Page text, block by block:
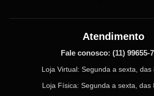
Atendimento
Fale conosco: (11) 99655-
Loja Virtual: Segunda a sexta, das
Loja Física: Segunda a sexta, das